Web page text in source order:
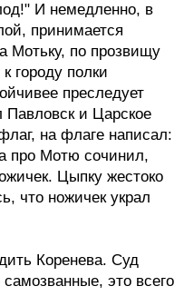
И немедленно, в
принимается
Мотьку, по прозвищу
городу полки
преследует
и Царское
на флаге написал:
про Мотю сочинил,
Цыпку жестоко
что ножичек украл
Коренева. Суд
это всего